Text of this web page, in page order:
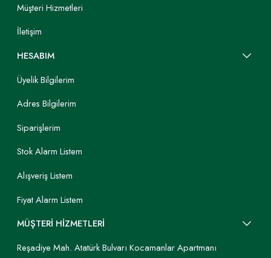
Müşteri Hizmetleri
İletişim
HESABIM
Üyelik Bilgilerim
Adres Bilgilerim
Siparişlerim
Stok Alarm Listem
Alışveriş Listem
Fiyat Alarm Listem
MÜŞTERİ HİZMETLERİ
Reşadiye Mah. Atatürk Bulvarı Kocamanlar Apartmanı